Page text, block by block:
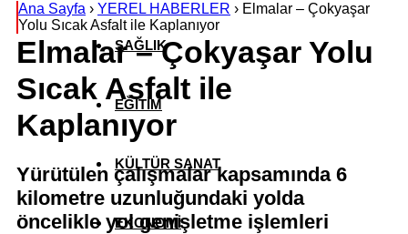
SAĞLIK
EĞİTİM
KÜLTÜR SANAT
EKONOMİ
Ana Sayfa › YEREL HABERLER › Elmalar – Çokyaşar
Yolu Sıcak Asfalt ile Kaplanıyor
Elmalar – Çokyaşar Yolu
Sıcak Asfalt ile
Kaplanıyor
Yürütülen çalışmalar kapsamında 6
kilometre uzunluğundaki yolda
öncelikle yol genişletme işlemleri